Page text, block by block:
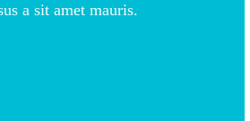
a sit amet mauris.